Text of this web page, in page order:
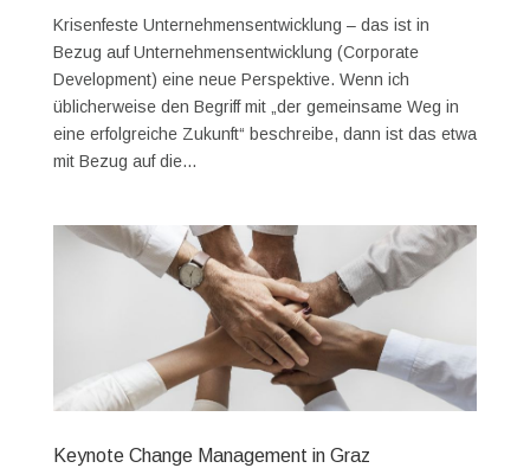
Krisenfeste Unternehmensentwicklung – das ist in
Bezug auf Unternehmensentwicklung (Corporate
Development) eine neue Perspektive. Wenn ich
üblicherweise den Begriff mit „der gemeinsame Weg in
eine erfolgreiche Zukunft“ beschreibe, dann ist das etwa
mit Bezug auf die...
Keynote Change Management in Graz